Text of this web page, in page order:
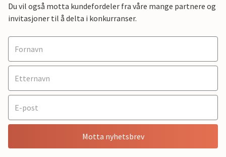
Du vil også motta kundefordeler fra våre mange partnere og
invitasjoner til å delta i konkurranser.
Motta nyhetsbrev